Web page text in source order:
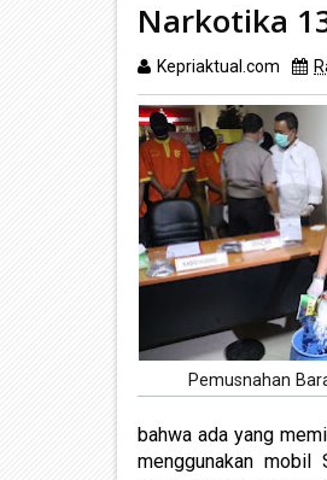
Narkotika
Kepriaktual.com
Pemusnahan
bahwa ada yang
menggunakan mobil